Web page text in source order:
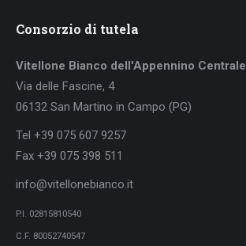
Consorzio di tutela
Vitellone Bianco dell'Appennino Centrale
Via delle Fascine, 4
06132 San Martino in Campo (PG)
Tel +39 075 607 9257
Fax +39 075 398 511
info@vitellonebianco.it
P.I. 02815810540
C.F. 80052740547